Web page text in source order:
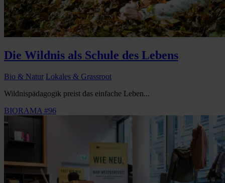
Die Wildnis als Schule des Lebens
Bio & Natur Lokales & Grassroot
Wildnispädagogik preist das einfache Leben...
BIORAMA #96